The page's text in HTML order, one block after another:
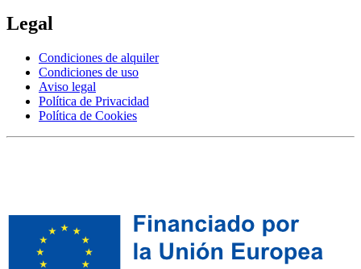
Legal
Condiciones de alquiler
Condiciones de uso
Aviso legal
Política de Privacidad
Política de Cookies